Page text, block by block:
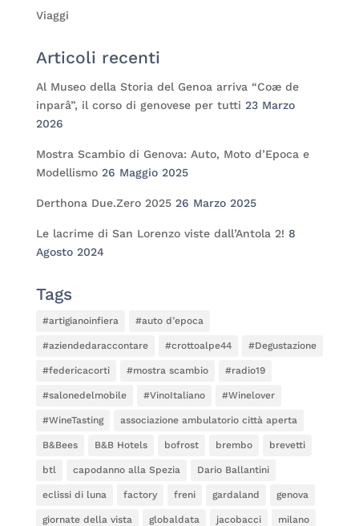
Viaggi
Articoli recenti
Al Museo della Storia del Genoa arriva “Coæ de
inparâ”, il corso di genovese per tutti 23 Marzo
2026
Mostra Scambio di Genova: Auto, Moto d’Epoca e
Modellismo 26 Maggio 2025
Derthona Due.Zero 2025 26 Marzo 2025
Le lacrime di San Lorenzo viste dall’Antola 2! 8
Agosto 2024
Tags
#artigianoinfiera #auto d’epoca
#aziendedaraccontare #crottoalpe44 #Degustazione
#federicacorti #mostra scambio #radio19
#salonedelmobile #VinoItaliano #Winelover
#WineTasting associazione ambulatorio città aperta
B&Bees B&B Hotels bofrost brembo brevetti
btl capodanno alla Spezia Dario Ballantini
eclissi di luna factory freni gardaland genova
giornate della vista globaldata jacobacci milano